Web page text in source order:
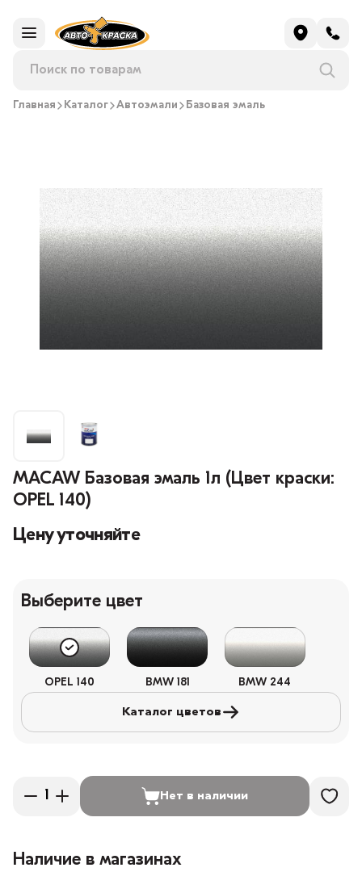
Главная Каталог Автоэмали Базовая эмаль
MACAW Базовая эмаль 1л (Цвет краски:
OPEL 140)
Цену уточняйте
Выберите цвет
OPEL 140 BMW 181 BMW 244
Каталог цветов
Нет в наличии
Наличие в магазинах